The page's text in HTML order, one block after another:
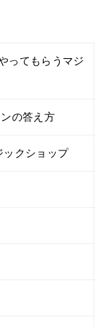
ってもらうマジ
の答え方
ックショップ